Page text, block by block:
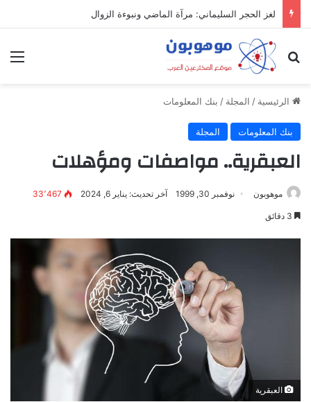
لغز الحجر السليماني: مرآة الماضي ونبوءة الزوال
بحث عن
الرئيسية / المجلة / بنك المعلومات
بنك المعلومات المجلة
العبقرية.. مواصفات ومؤهلات
موهوبون نوفمبر 30, 1999 آخر تحديث: يناير 6, 2024 33٬467
العبقرية